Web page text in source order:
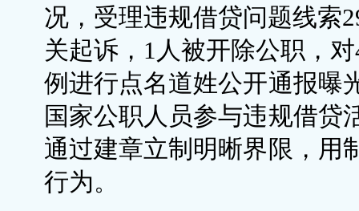
况，受理违规借贷问题线索
关起诉，1人被开除公职，
例进行点名道姓公开通报曝
国家公职人员参与违规借贷
通过建章立制明晰界限，用
行为。